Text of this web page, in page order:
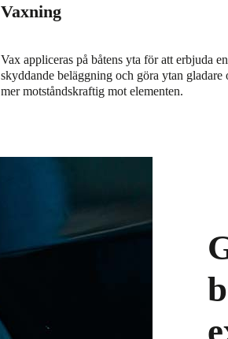
Vaxning
Vax appliceras på båtens yta för att erbjuda en
skyddande beläggning och göra ytan gladare
mer motståndskraftig mot elementen.